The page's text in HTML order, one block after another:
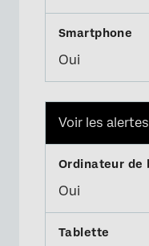
Oui
Voir les alertes
Oui